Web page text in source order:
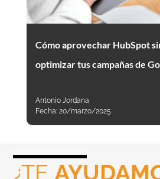
Cómo aprovechar HubSpot
optimizar tus campañas de
Antonio Jordana
Fecha: 20/marzo/2025
¿TE